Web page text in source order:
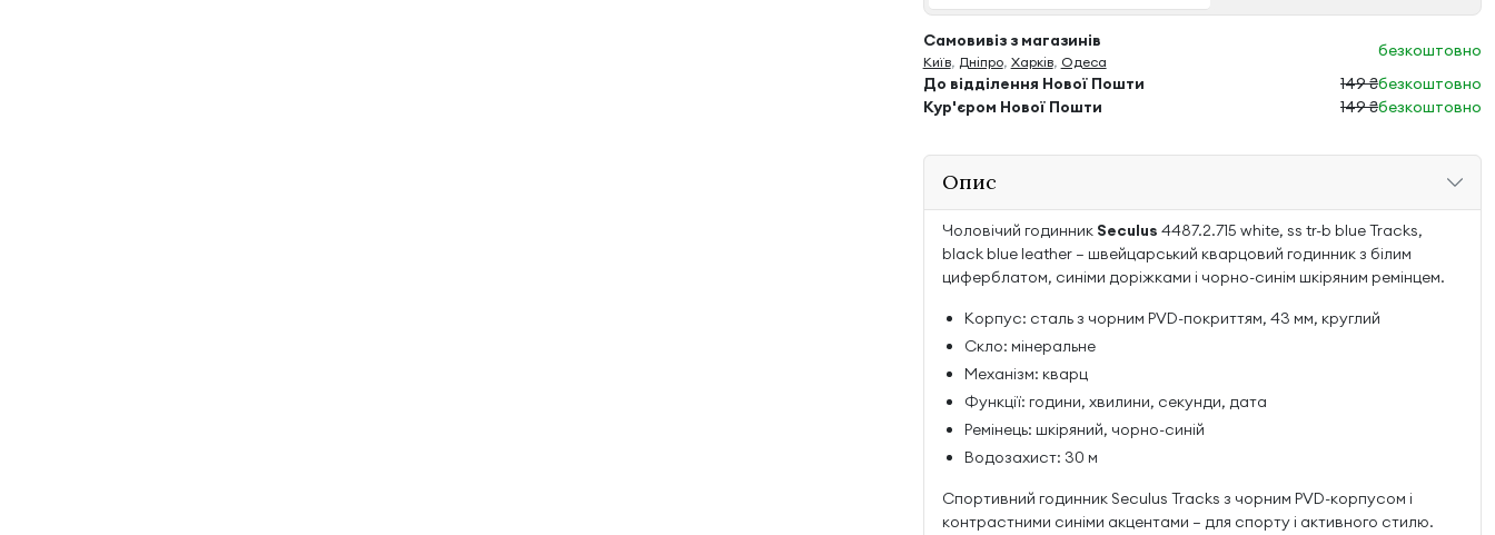
Самовивіз з магазинів
Київ, Дніпро, Харків, Одеса
безкоштовно
До відділення Нової Пошти
149 ₴безкоштовно
Кур'єром Нової Пошти
149 ₴безкоштовно
Опис
Чоловічий годинник Seculus 4487.2.715 white, ss tr-b blue Tracks,
black blue leather — швейцарський кварцовий годинник з білим
циферблатом, синіми доріжками і чорно-синім шкіряним ремінцем.
Корпус: сталь з чорним PVD-покриттям, 43 мм, круглий
Скло: мінеральне
Механізм: кварц
Функції: години, хвилини, секунди, дата
Ремінець: шкіряний, чорно-синій
Водозахист: 30 м
Спортивний годинник Seculus Tracks з чорним PVD-корпусом і
контрастними синіми акцентами — для спорту і активного стилю.